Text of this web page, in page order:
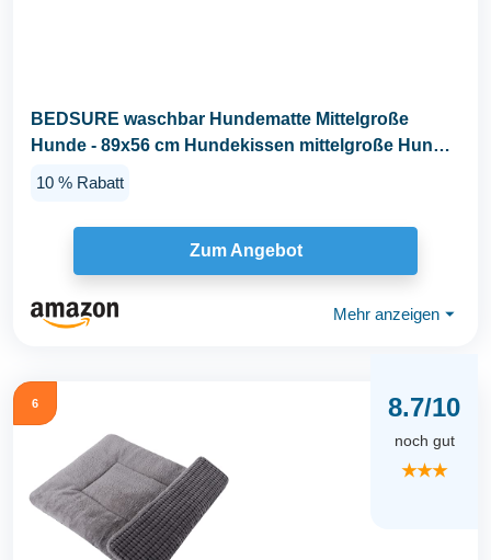
BEDSURE waschbar Hundematte Mittelgroße
Hunde - 89x56 cm Hundekissen mittelgroße Hunde
10 % Rabatt
Zum Angebot
Mehr anzeigen ⏷
6 8.7/10
noch gut
★★★